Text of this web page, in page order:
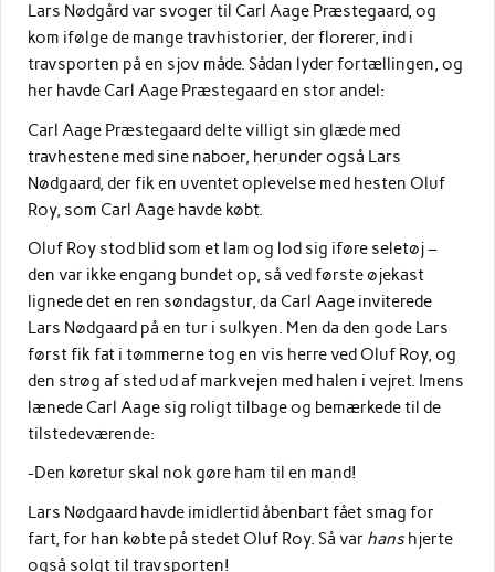
Lars Nødgård var svoger til Carl Aage Præstegaard, og
kom ifølge de mange travhistorier, der florerer, ind i
travsporten på en sjov måde. Sådan lyder fortællingen, og
her havde Carl Aage Præstegaard en stor andel:
Carl Aage Præstegaard delte villigt sin glæde med
travhestene med sine naboer, herunder også Lars
Nødgaard, der fik en uventet oplevelse med hesten Oluf
Roy, som Carl Aage havde købt.
Oluf Roy stod blid som et lam og lod sig iføre seletøj –
den var ikke engang bundet op, så ved første øjekast
lignede det en ren søndagstur, da Carl Aage inviterede
Lars Nødgaard på en tur i sulkyen. Men da den gode Lars
først fik fat i tømmerne tog en vis herre ved Oluf Roy, og
den strøg af sted ud af markvejen med halen i vejret. Imens
lænede Carl Aage sig roligt tilbage og bemærkede til de
tilstedeværende:
-Den køretur skal nok gøre ham til en mand!
Lars Nødgaard havde imidlertid åbenbart fået smag for
fart, for han købte på stedet Oluf Roy. Så var hans hjerte
også solgt til travsporten!